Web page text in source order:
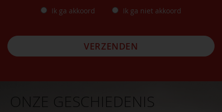
Ik ga akkoord Ik ga niet akkoord
VERZENDEN
ONZE GESCHIEDENIS